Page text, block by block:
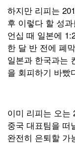
하지만 리피는
후 이렇다 할 성
언십 때 일본에
한 달 반 전에 폐
일본과 한국과는
을 회피하기 바빴
이미 리피는 오는
중국 대표팀을 떠
완전히 은퇴할 가